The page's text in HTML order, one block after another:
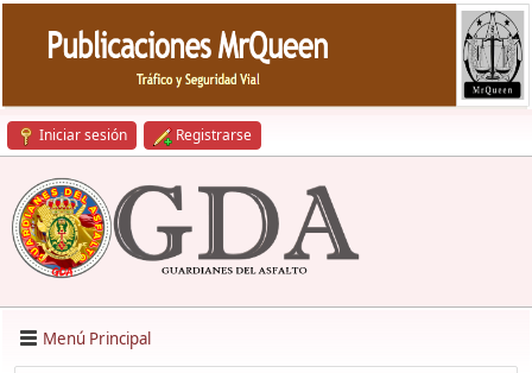
Iniciar sesión Registrarse
Menú Principal